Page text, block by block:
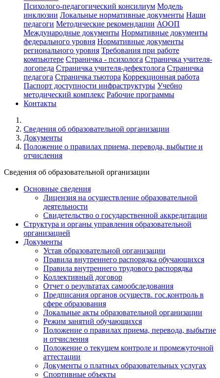
Психолого-педагогический консилиум Модель
инклюзии Локальные нормативные документы Наши
педагоги Методические рекомендации АООП
Международные документы Нормативные документы
федерального уровня Нормативные документы
регионального уровня Требования при работе
компьютере Страничка - психолога Страничка учителя-
логопеда Страничка учителя-дефектолога Страничка
педагога Страничка тьютора Коррекционная работа
Паспорт доступности инфраструктуры Учебно
методический комплекс Рабочие программы
Контакты
Cведения об образовательной организации
Документы
Положение о правилах приема, перевода, выбытие и
отчисления
Cведения об образовательной организации
Основные сведения
Лицензия на осуществление образовательной
деятельности
Свидетельство о государственной аккредитации
Структура и органы управления образовательной
организацией
Документы
Устав образовательной организации
Правила внутреннего распорядка обучающихся
Правила внутреннего трудового распорядка
Коллективный договор
Отчет о результатах самообследования
Предписания органов осуществ. гос.контроль в
сфере образования
Локальные акты образовательной организации
Режим занятий обучающихся
Положение о правилах приема, перевода, выбытие
и отчисления
Положение о текущем контроле и промежуточной
аттестации
Документы о платных образовательных услугах
Спортивные объекты